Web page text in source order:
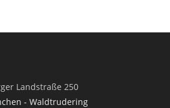
Landstraße 250
- Waldtrudering